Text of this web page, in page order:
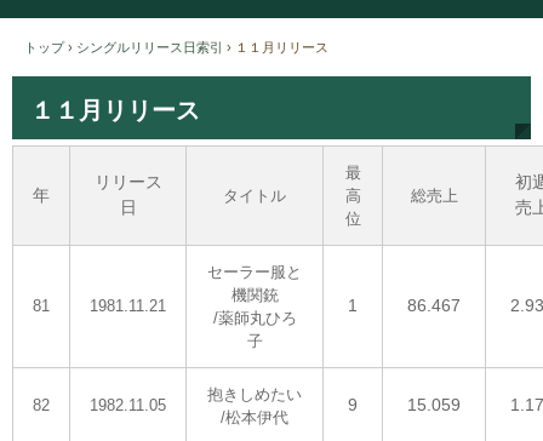
トップ › シングルリリース日索引 › １１月リリース
１１月リリース
年
リリース
日
タイトル
最
高
位
総売上
初
売
81 1981.11.21
セーラー服と
機関銃
/薬師丸ひろ
子
1 86.467
82 1982.11.05
抱きしめたい
/松本伊代
9 15.059